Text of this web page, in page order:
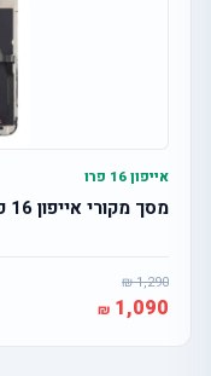
אייפון 16 פרו
מסך מקורי אייפון 16 פרו
1,290
1,090